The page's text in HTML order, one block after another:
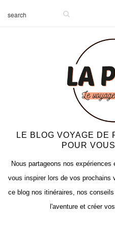
LE BLOG VOYAGE DE
POUR
Nous partageons nos
vous inspirer lors de vos prochains
ce blog nos itinéraires, nos
l'aventure et créer